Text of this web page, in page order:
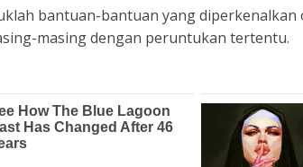
bantuan-bantuan yang diperkenalkan
masing dengan peruntukan tertentu.